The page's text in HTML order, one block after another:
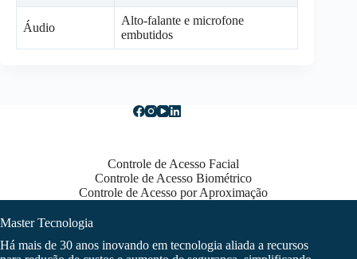
Áudio
Alto-falante e microfone
embutidos
Controle de Acesso Facial
Controle de Acesso Biométrico
Controle de Acesso por Aproximação
Master Tecnologia
Há mais de 30 anos inovando em tecnologia aliada a recursos